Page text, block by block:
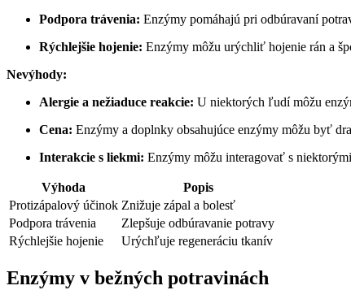
Podpora trávenia: Enzýmy pomáhajú pri odbúravaní
Rýchlejšie hojenie: Enzýmy môžu urýchliť hojenie rán a
Nevýhody:
Alergie a nežiaduce reakcie: U niektorých ľudí môžu
Cena: Enzýmy a doplnky obsahujúce enzýmy môžu byť
Interakcie s liekmi: Enzýmy môžu interagovať s
Výhoda
Popis
Protizápalový účinok Znižuje zápal a bolesť
Podpora trávenia
Zlepšuje odbúravanie potravy
Rýchlejšie hojenie
Urýchľuje regeneráciu tkanív
Enzýmy v bežných potravinách